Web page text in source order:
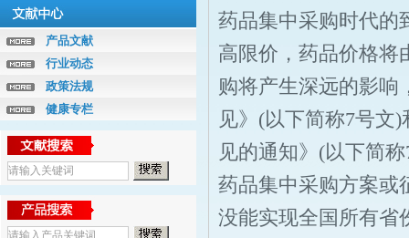
产品文献
行业动态
政策法规
健康专栏
药品集中采购时代的
高限价，药品价格将
购将产生深远的影响
见》(以下简称7号文
见的通知》(以下简
药品集中采购方案或
没能实现全国所有省